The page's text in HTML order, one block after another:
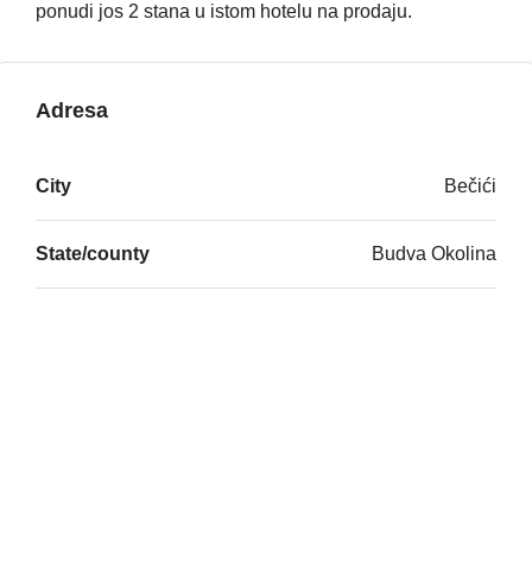
ponudi jos 2 stana u istom hotelu na prodaju.
Adresa
City Bečići
State/county Budva Okolina